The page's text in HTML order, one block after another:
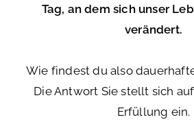
Tag, an dem sich unser
verändert.
Wie findest du also
Die Antwort Sie stellt sich
Erfüllung ein.